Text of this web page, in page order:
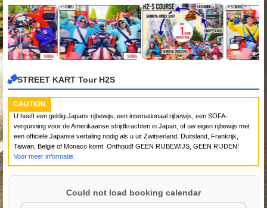
STREET KART Tour H2S
CAUTION
U heeft een geldig Japans rijbewijs, een internationaal rijbewijs, een SOFA-
vergunning voor de Amerikaanse strijdkrachten in Japan, of uw eigen rijbewijs met
een officiële Japanse vertaling nodig als u uit Zwitserland, Duitsland, Frankrijk,
Taiwan, België of Monaco komt. Onthoud! GEEN RIJBEWIJS, GEEN RIJDEN!
Voor meer informatie.
Could not load booking calendar